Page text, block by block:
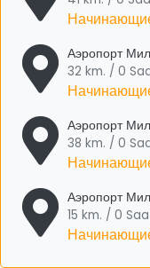
Аэропорт
32 km. / 0
Аэропорт
38 km. / 0
Аэропорт
15 km. / 0